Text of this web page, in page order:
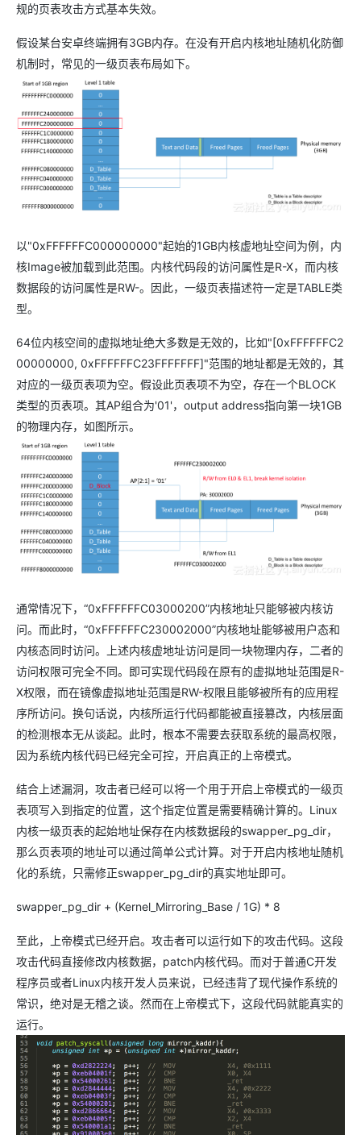
规的页表攻击方式基本失效。
假设某台安卓终端拥有3GB内存。在没有开启内核地址随机化防御
机制时，常见的一级页表布局如下。
以"0xFFFFFFC000000000"起始的1GB内核虚地址空间为例，内
核Image被加载到此范围。内核代码段的访问属性是R-X，而内核
数据段的访问属性是RW-。因此，一级页表描述符一定是TABLE类
型。
64位内核空间的虚拟地址绝大多数是无效的，比如"[0xFFFFFFC2
00000000, 0xFFFFFFC23FFFFFFF]"范围的地址都是无效的，其
对应的一级页表项为空。假设此页表项不为空，存在一个BLOCK
类型的页表项。其AP组合为'01'，output address指向第一块1GB
的物理内存，如图所示。
通常情况下，“0xFFFFFFC03000200”内核地址只能够被内核访
问。而此时，“0xFFFFFFC230002000”内核地址能够被用户态和
内核态同时访问。上述内核虚地址访问是同一块物理内存，二者的
访问权限可完全不同。即可实现代码段在原有的虚拟地址范围是R-
X权限，而在镜像虚拟地址范围是RW-权限且能够被所有的应用程
序所访问。换句话说，内核所运行代码都能被直接篡改，内核层面
的检测根本无从谈起。此时，根本不需要去获取系统的最高权限，
因为系统内核代码已经完全可控，开启真正的上帝模式。
结合上述漏洞，攻击者已经可以将一个用于开启上帝模式的一级页
表项写入到指定的位置，这个指定位置是需要精确计算的。Linux
内核一级页表的起始地址保存在内核数据段的swapper_pg_dir，
那么页表项的地址可以通过简单公式计算。对于开启内核地址随机
化的系统，只需修正swapper_pg_dir的真实地址即可。
swapper_pg_dir + (Kernel_Mirroring_Base / 1G) * 8
至此，上帝模式已经开启。攻击者可以运行如下的攻击代码。这段
攻击代码直接修改内核数据，patch内核代码。而对于普通C开发
程序员或者Linux内核开发人员来说，已经违背了现代操作系统的
常识，绝对是无稽之谈。然而在上帝模式下，这段代码就能真实的
运行。